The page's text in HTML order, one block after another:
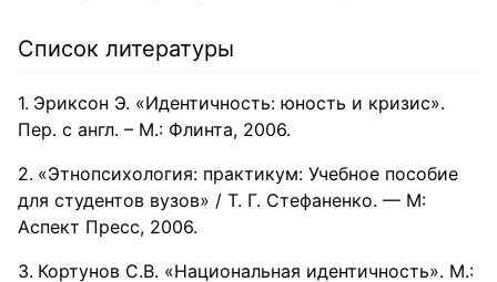
Список литературы
Эриксон Э. «Идентичность: юность и кризис».
Пер. с англ. – М.: Флинта, 2006.
«Этнопсихология: практикум: Учебное пособие
для студентов ву­зов» / Т. Г. Стефаненко. — М:
Аспект Пресс, 2006.
Кортунов С.В. «Национальная идентичность». М.: